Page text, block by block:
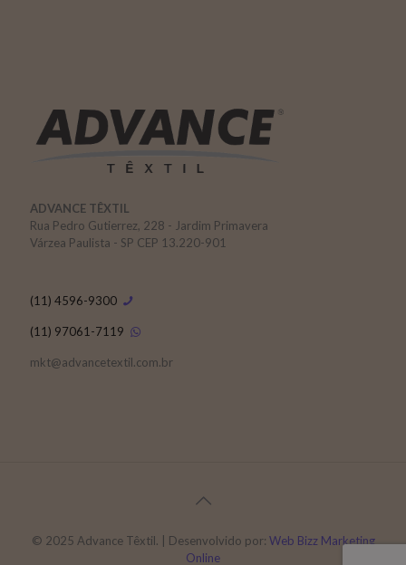
ADVANCE TÊXTIL
Rua Pedro Gutierrez, 228 - Jardim Primavera
Várzea Paulista - SP CEP 13.220-901
(11) 4596-9300
(11) 97061-7119
mkt@advancetextil.com.br
© 2025 Advance Têxtil. | Desenvolvido por: Web Bizz Marketing
Online